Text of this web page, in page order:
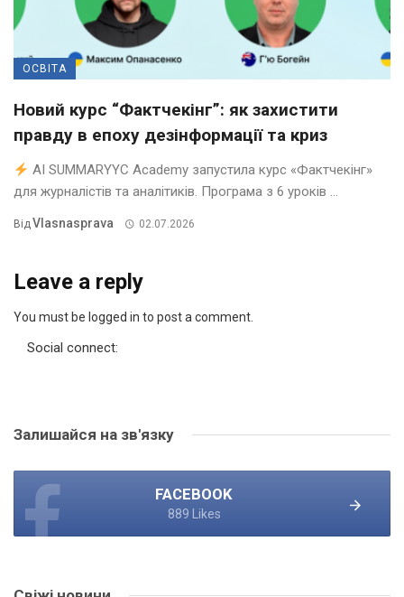
ОСВІТА
Новий курс “Фактчекінг”: як захистити
правду в епоху дезінформації та криз
AI SUMMARYYC Academy запустила курс «Фактчекінг»
для журналістів та аналітиків. Програма з 6 уроків ...
ВідVlasnasprava 02.07.2026
Leave a reply
You must be logged in to post a comment.
Social connect:
Залишайся на зв'язку
FACEBOOK
889 Likes